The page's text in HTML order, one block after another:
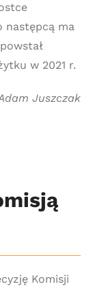
następcą ma
w 2021 r.
Juszczak
Komisji